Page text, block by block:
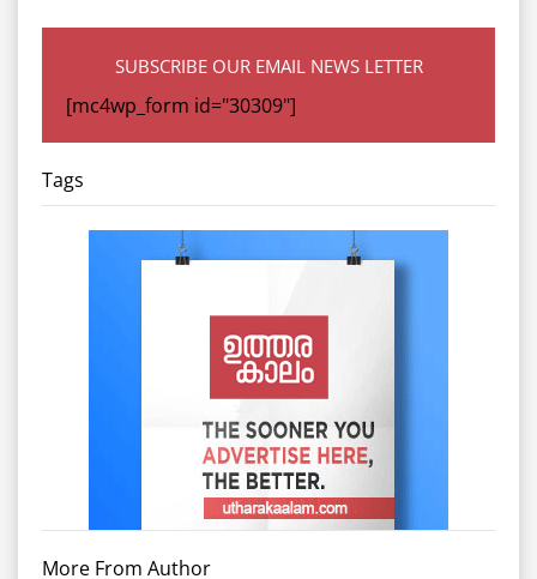
SUBSCRIBE OUR EMAIL NEWS LETTER
[mc4wp_form id="30309"]
Tags
More From Author